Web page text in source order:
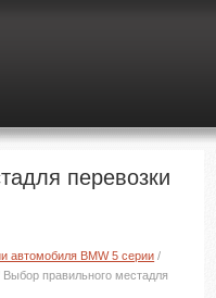
перевозки
автомобиля BMW 5 серии /
Выбор правильного местадля